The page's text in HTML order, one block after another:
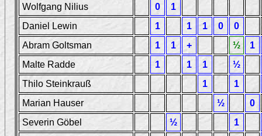
Wolfgang Nilius
0
1
Daniel Lewin
1 1 1 0
0
Abram Goltsman
1 1 + ½
1
Malte Radde
1 1 1
½
Thilo Steinkrauß
1
1
Marian Hauser
½
0
Severin Göbel
½
1